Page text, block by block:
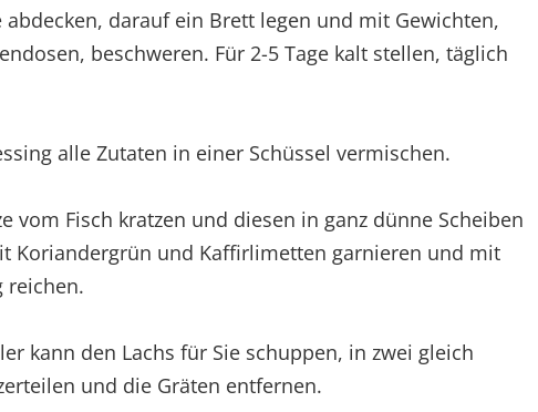
darauf ein Brett legen und mit Gewichten,
beschweren. Für 2-5 Tage kalt stellen, täglich
alle Zutaten in einer Schüssel vermischen.
vom Fisch kratzen und diesen in ganz dünne Scheiben
Koriandergrün und Kaffirlimetten garnieren und mit
reichen.
kann den Lachs für Sie schuppen, in zwei gleich
und die Gräten entfernen.